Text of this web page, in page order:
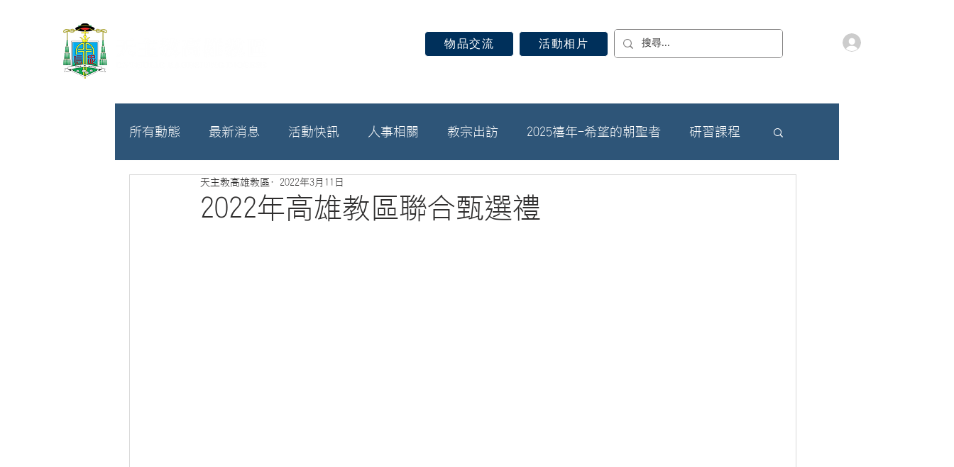
物品交流 活動相片
所有動態 最新消息 活動快訊 人事相關 教宗出訪 2025禧年-希望的朝聖者 研習課程
募款相關
2022年高雄教區聯合甄選禮
天主教高雄教區 2022年3月11日